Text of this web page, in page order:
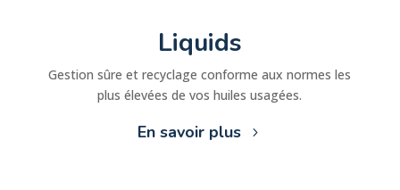
Liquids
Gestion sûre et recyclage conforme aux normes les
plus élevées de vos huiles usagées.
En savoir plus